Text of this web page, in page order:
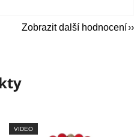
Zobrazit další hodnocení
VIDEO